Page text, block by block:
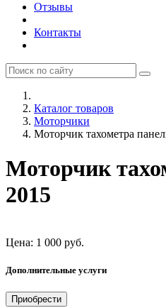
Отзывы
Контакты
Каталог товаров
Моторчики
Моторчик тахометра
Моторчик
2015
Цена: 1 000 руб.
Дополнительные услуги
Приобрести